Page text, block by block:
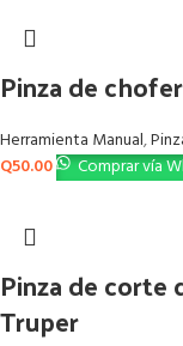
Pinza de
Herramienta Manual,
Q50.00 Comprar vía
Pinza de corte
Truper